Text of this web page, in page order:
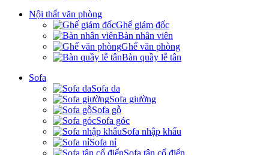
Nội thất văn phòng
Ghế giám đốc
Bàn nhân viên
Ghế văn phòng
Bàn quầy lễ tân
Sofa
Sofa da
Sofa giường
Sofa gỗ
Sofa góc
Sofa nhập khẩu
Sofa nỉ